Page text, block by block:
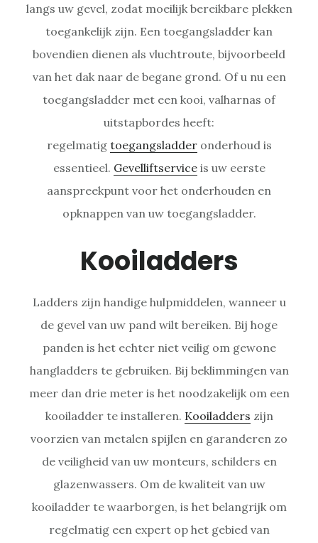
langs uw gevel, zodat moeilijk bereikbare plekken
toegankelijk zijn. Een toegangsladder kan
bovendien dienen als vluchtroute, bijvoorbeeld
van het dak naar de begane grond. Of u nu een
toegangsladder met een kooi, valharnas of
uitstapbordes heeft:
regelmatig toegangsladderonderhoud is
essentieel. Gevelliftserviceis uw eerste
aanspreekpunt voor het onderhouden en
opknappen van uw toegangsladder.
Kooiladders
Ladders zijn handige hulpmiddelen, wanneer u
de gevel van uw pand wilt bereiken. Bij hoge
panden is het echter niet veilig om gewone
hangladders te gebruiken. Bij beklimmingen van
meer dan drie meter is het noodzakelijk om een
kooiladder te installeren. Kooiladders zijn
voorzien van metalen spijlen en garanderen zo
de veiligheid van uw monteurs, schilders en
glazenwassers. Om de kwaliteit van uw
kooiladder te waarborgen, is het belangrijk om
regelmatig een expert op het gebied van